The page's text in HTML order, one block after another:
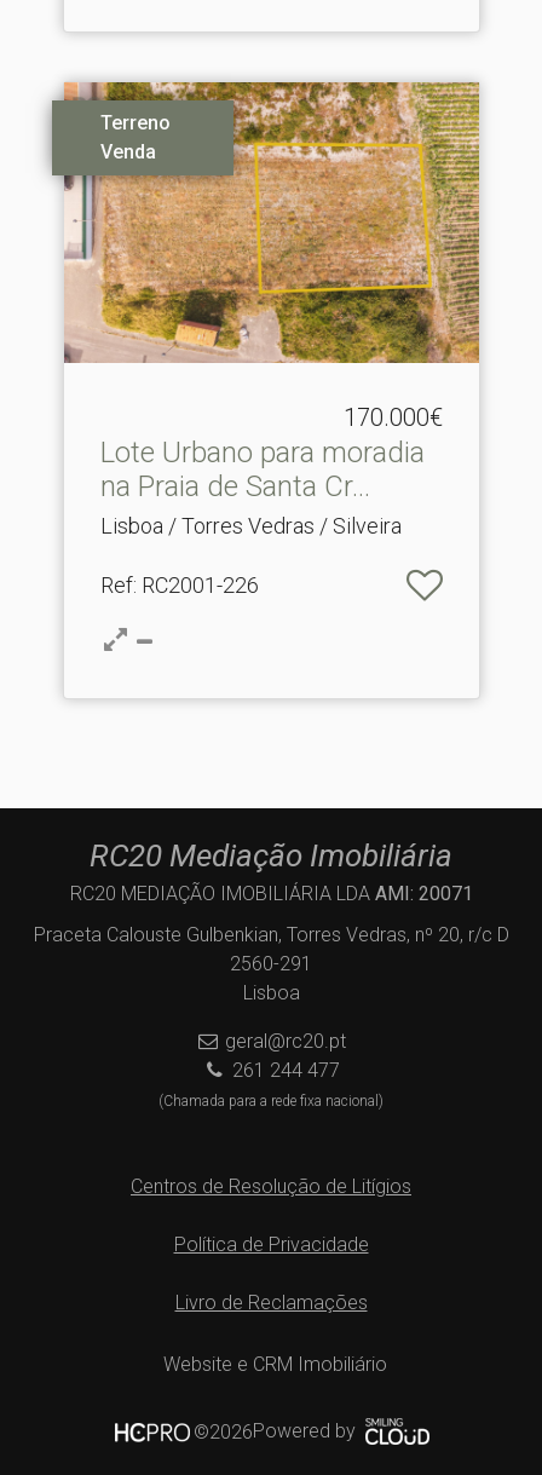
Terreno
Venda
170.000€
Lote Urbano para moradia
na Praia de Santa Cr.​..
Lisboa / Torres Vedras / Silveira
Ref: RC2001-226
RC20 Mediação Imobiliária
RC20 MEDIAÇÃO IMOBILIÁRIA LDA AMI: 20071
Praceta Calouste Gulbenkian, Torres Vedras, nº 20, r/c D
2560-291
Lisboa
geral@rc20.pt
261 244 477
(Chamada para a rede fixa nacional)
Centros de Resolução de Litígios
Política de Privacidade
Livro de Reclamações
Website e CRM Imobiliário
©2026Powered by